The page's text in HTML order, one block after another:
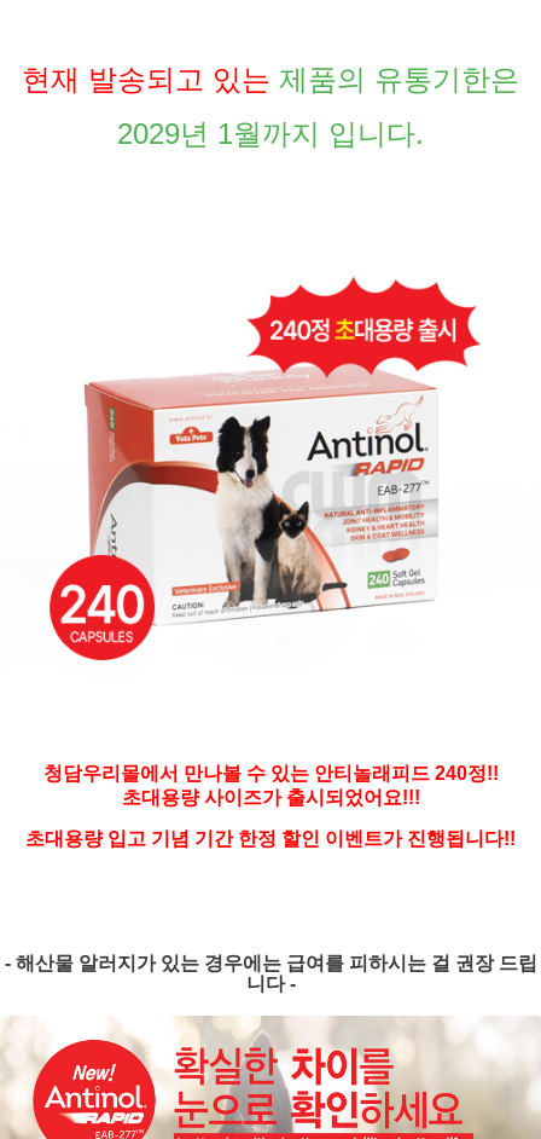
현재 발송되고 있는 제품의 유통기한은
2029년 1월까지 입니다.
청담우리몰에서 만나볼 수 있는 안티놀래피드 240정!!
초대용량 사이즈가 출시되었어요!!!
초대용량 입고 기념 기간 한정 할인 이벤트가 진행됩니다!!
- 해산물 알러지가 있는 경우에는 급여를 피하시는 걸 권장 드립
니다 -